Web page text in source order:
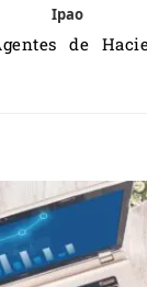
Ipao
de